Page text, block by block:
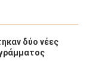
δύο νέες